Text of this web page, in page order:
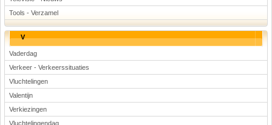
Tools - Verzamel
V
Vaderdag
Verkeer - Verkeerssituaties
Vluchtelingen
Valentijn
Verkiezingen
Vluchtelingendag